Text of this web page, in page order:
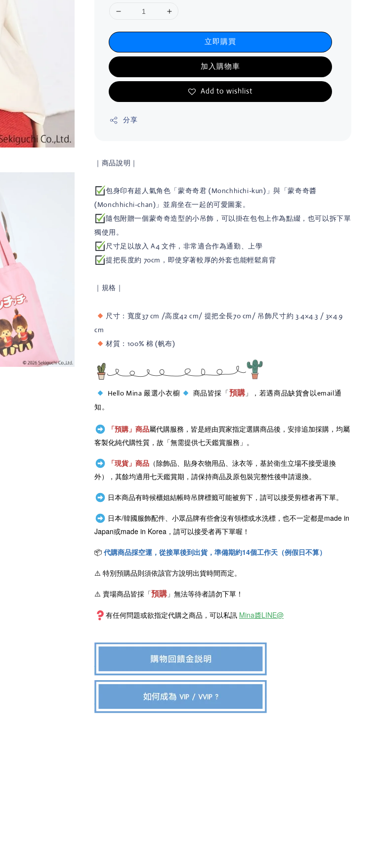
立即購買
加入購物車
Add to wishlist
分享
｜商品說明｜
包身印有超人氣角色「蒙奇奇君 (Monchhichi-kun)」與「蒙奇奇醬
(Monchhichi-chan)」並肩坐在一起的可愛圖案。
隨包附贈一個蒙奇奇造型的小吊飾，可以掛在包包上作為點綴，也可以拆下單
獨使用。
尺寸足以放入 A4 文件，非常適合作為通勤、上學
提把長度約 70cm，即使穿著較厚的外套也能輕鬆肩背
｜規格｜
尺寸：寬度37 cm /高度42 cm/ 提把全長70 cm/ 吊飾尺寸約 3.4×4.3 / 3×4.9
cm
材質：100% 棉 (帆布)
Hello Mina 嚴選小衣櫥 商品皆採「預購」，若遇商品缺貨會以email通
知。
「預購」商品屬代購服務，皆是經由買家指定選購商品後，安排追加採購，均屬
客製化純代購性質，故「無需提供七天鑑賞服務」。
「現貨」商品（除飾品、貼身衣物用品、泳衣等，基於衛生立場不接受退換
外），其餘均適用七天鑑賞期，請保持商品及原包裝完整性後申請退換。
日本商品有時候櫃姐結帳時吊牌標籤可能被剪下，請可以接受剪標者再下單。
日本/韓國服飾配件、小眾品牌有些會沒有領標或水洗標，也不一定都是made in
Japan或made in Korea，請可以接受者再下單喔！
📦代購商品採空運，從接單後到出貨，準備期約14個工作天（例假日不算）
⚠️特別預購品則須依該官方說明出貨時間而定。
⚠️ 賣場商品皆採 「預購 」無法等待者請勿下單！
有任何問題或欲指定代購之商品，可以私訊 Mina醬LINE@